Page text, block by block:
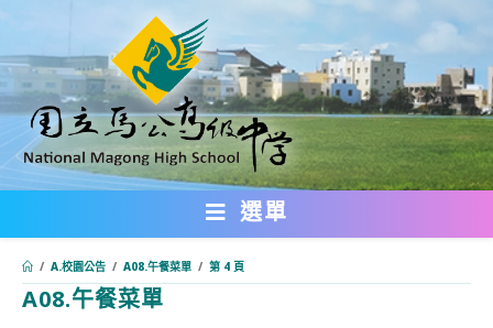
轉
主
要
內
選單
A08.午餐菜單
/ A.校園公告 / A08.午餐菜單 / 第 4 頁